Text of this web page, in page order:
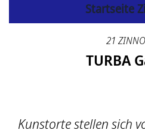
Startseite
21
TURBA
Kunstorte stellen sich